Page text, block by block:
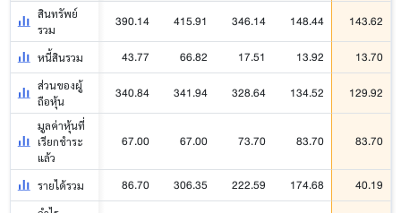
สินทรัพย์
รวม
390.14 415.91 346.14 148.44 143.62
หนี้สินรวม 43.77 66.82 17.51 13.92 13.70
ส่วนของผู้
ถือหุ้น
340.84 341.94 328.64 134.52 129.92
มูลค่าหุ้นที่
เรียกชำระ
แล้ว
67.00 67.00 73.70 83.70 83.70
รายได้รวม 86.70 306.35 222.59 174.68 40.19